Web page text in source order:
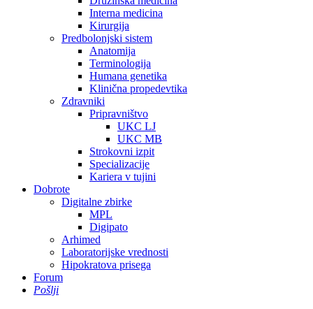
Interna medicina
Kirurgija
Predbolonjski sistem
Anatomija
Terminologija
Humana genetika
Klinična propedevtika
Zdravniki
Pripravništvo
UKC LJ
UKC MB
Strokovni izpit
Specializacije
Kariera v tujini
Dobrote
Digitalne zbirke
MPL
Digipato
Arhimed
Laboratorijske vrednosti
Hipokratova prisega
Forum
Pošlji